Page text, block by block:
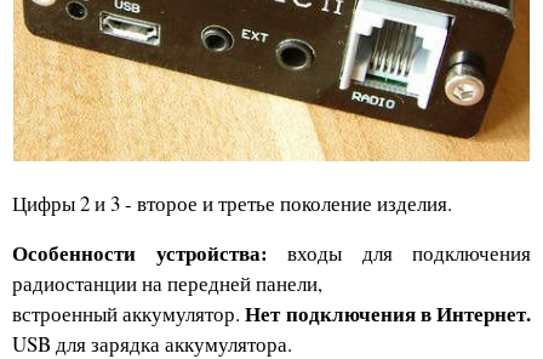
Цифры 2 и 3 - второе и третье поколение изделия.
Особенности устройства: входы для подключения
радиостанции на передней панели,
встроенный аккумулятор.Нет подключения в Интернет.
USB для зарядка аккумулятора.